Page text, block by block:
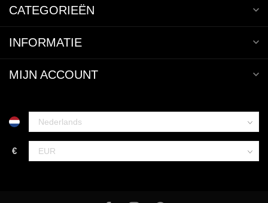
CATEGORIEËN
INFORMATIE
MIJN ACCOUNT
€